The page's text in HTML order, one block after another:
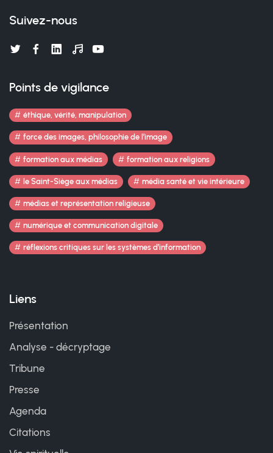
Suivez-nous
Points de vigilance
éthique, vérité, manipulation
force des images, philosophie de l’image
formation aux médias formation aux religions
le Saint-Siège aux médias média santé et vie intérieure
médias et représentation religieuse
numérique et communication digitale
réflexions critiques sur les systèmes d’information
Liens
Présentation
Analyse - décryptage
Tribune
Presse
Agenda
Citations